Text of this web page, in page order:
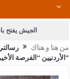
الجيش يفتح
بيان اجتماع
من هنا و هناك
الأردنيين “الفرصة الأخيرة”